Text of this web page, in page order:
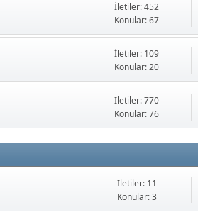
İletiler: 452
Konular: 67
İletiler: 109
Konular: 20
İletiler: 770
Konular: 76
İletiler: 11
Konular: 3